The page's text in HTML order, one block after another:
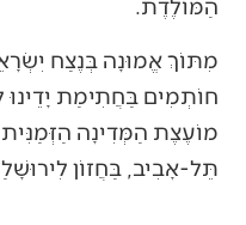
הַמּוֹלֶדֶת.
מִתּוֹךְ אֱמוּנָה בְּנֶצַח
חוֹתְמִים בַּחֲתִימַת
מוֹעֶצֶת הַמְּדִינָה
תֵּל-אָבִיב, בַּחֲזוֹן